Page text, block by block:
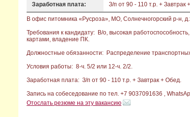
Заработная плата: З/п от 90 - 110 т.р. + Завтрак
В офис питомника «Русроза», МО, Солнечногорский р-н,
Требования к кандидату: В/о, высокая
картами, владение ПК.
Должностные обязанности: Распределение
Условия работы: 8-ч. 5/2 или 12-ч. 2/2.
Заработная плата: З/п от 90 - 110 т.р. + Завтрак + Обед.
Запись на собеседование по тел. +7 9037091636 ,
Отослать резюме на эту вакансию